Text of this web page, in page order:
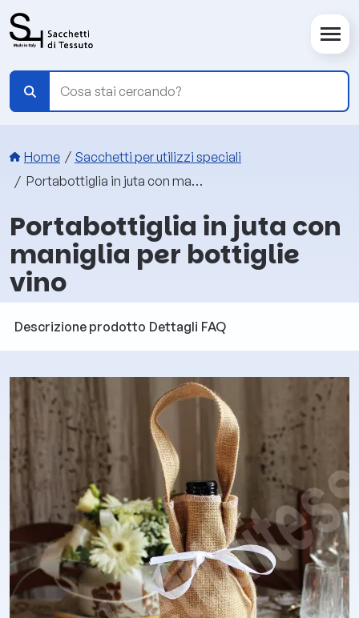
Briciole di pane
Home
Sacchetti per utilizzi speciali
Portabottiglia in juta con maniglia per bottiglie vino
Portabottiglia in juta con
maniglia per bottiglie
vino
Descrizione prodotto Dettagli FAQ